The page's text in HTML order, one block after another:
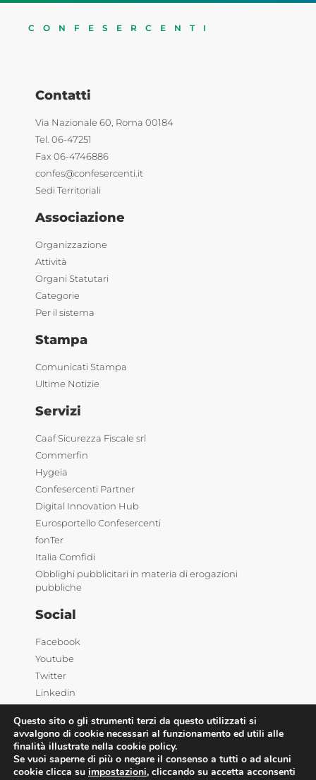
CONFESERCENTI
Contatti
Via Nazionale 60, Roma 00184
Tel. 06-47251
Fax 06-4746886
confes@confesercenti.it
Sedi Territoriali
Associazione
Organizzazione
Attività
Organi Statutari
Categorie
Per il sistema
Stampa
Comunicati Stampa
Ultime Notizie
Servizi
Caaf Sicurezza Fiscale srl
Commerfin
Hygeia
Confesercenti Partner
Digital Innovation Hub
Eurosportello Confesercenti
fonTer
Italia Comfidi
Obblighi pubblicitari in materia di erogazioni
pubbliche
Social
Facebook
Youtube
Twitter
Linkedin
Questo sito o gli strumenti terzi da questo utilizzati si
avvalgono di cookie necessari al funzionamento ed utili alle
finalità illustrate nella cookie policy.
Se vuoi saperne di più o negare il consenso a tutti o ad alcuni
cookie clicca su impostazioni, cliccando su accetta acconsenti